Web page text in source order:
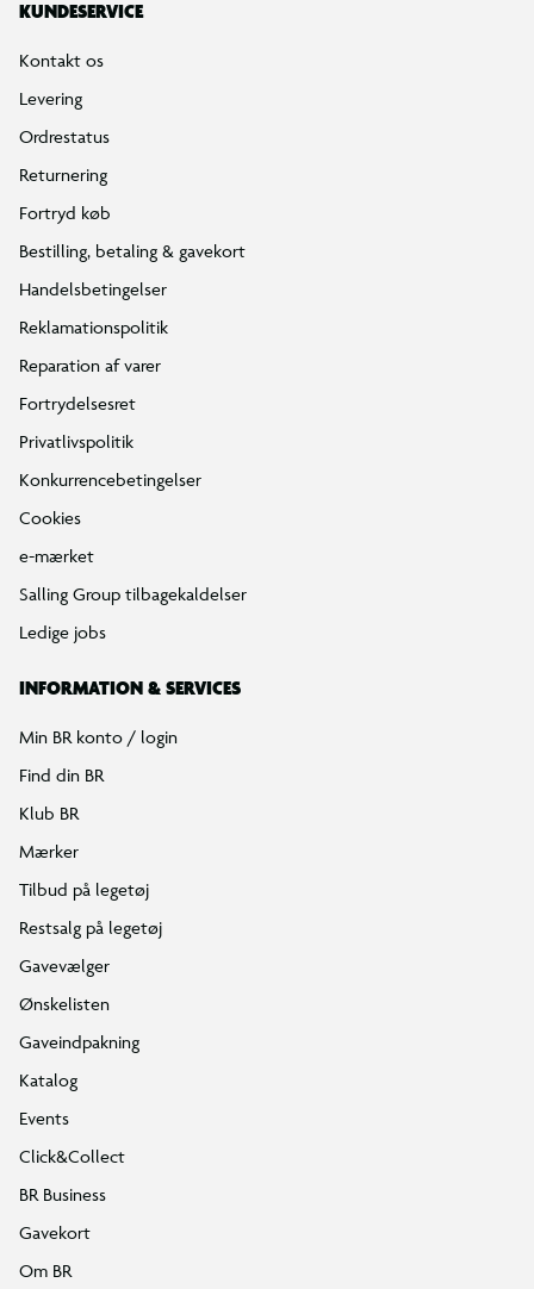
KUNDESERVICE
Kontakt os
Levering
Ordrestatus
Returnering
Fortryd køb
Bestilling, betaling & gavekort
Handelsbetingelser
Reklamationspolitik
Reparation af varer
Fortrydelsesret
Privatlivspolitik
Konkurrencebetingelser
Cookies
e-mærket
Salling Group tilbagekaldelser
Ledige jobs
INFORMATION & SERVICES
Min BR konto / login
Find din BR
Klub BR
Mærker
Tilbud på legetøj
Restsalg på legetøj
Gavevælger
Ønskelisten
Gaveindpakning
Katalog
Events
Click&Collect
BR Business
Gavekort
Om BR